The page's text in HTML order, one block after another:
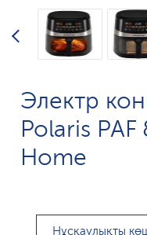
Электр
Polaris
Home
Нұсқаулықты